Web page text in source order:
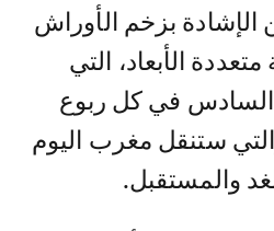
الإشادة بزخم الأوراش
متعددة الأبعاد، التي
السادس في كل ربوع
ستنقل مغرب اليوم
والمستقبل.